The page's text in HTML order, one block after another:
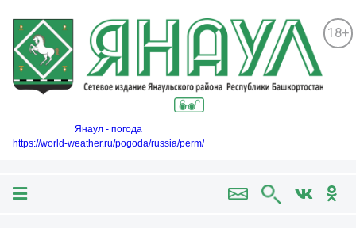
18+
Янаул - погода
https://world-weather.ru/pogoda/russia/perm/